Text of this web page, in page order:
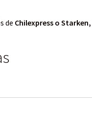
de Chilexpress o Starken,